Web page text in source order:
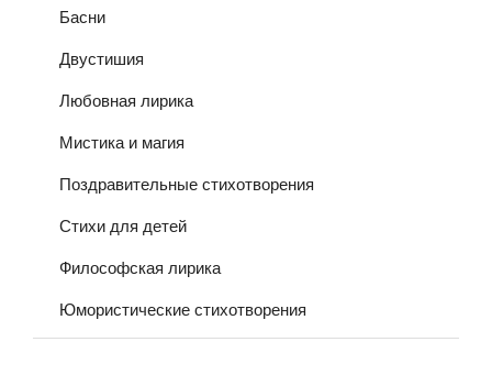
Басни
Двустишия
Любовная лирика
Мистика и магия
Поздравительные стихотворения
Стихи для детей
Философская лирика
Юмористические стихотворения